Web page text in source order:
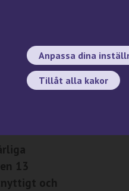
Anpassa dina
Tillåt alla kakor
13
och